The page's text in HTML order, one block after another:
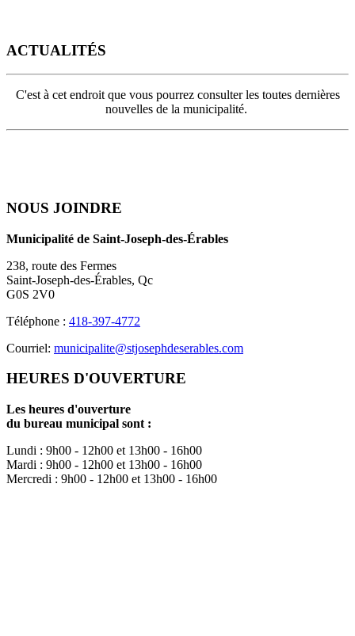
ACTUALITÉS
C'est à cet endroit que vous pourrez consulter les toutes dernières
nouvelles de la municipalité.
NOUS JOINDRE
Municipalité de Saint-Joseph-des-Érables
238, route des Fermes
Saint-Joseph-des-Érables, Qc
G0S 2V0
Téléphone : 418-397-4772
Courriel: municipalite@stjosephdeserables.com
HEURES D'OUVERTURE
Les heures d'ouverture
du bureau municipal sont :
Lundi : 9h00 - 12h00 et 13h00 - 16h00
Mardi : 9h00 - 12h00 et 13h00 - 16h00
Mercredi : 9h00 - 12h00 et 13h00 - 16h00